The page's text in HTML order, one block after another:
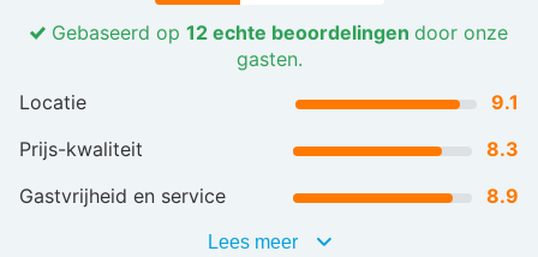
Gebaseerd op 12 echte beoordelingen door onze
gasten.
Locatie
9.1
Prijs-kwaliteit
8.3
Gastvrijheid en service
8.9
Lees meer